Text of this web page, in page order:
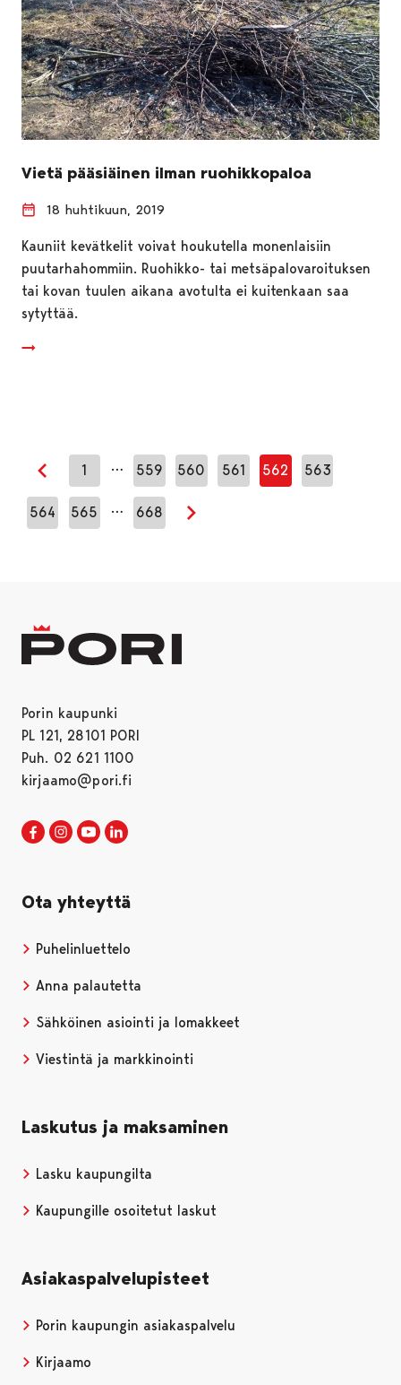
Vietä pääsiäinen ilman ruohikkopaloa
18 huhtikuun, 2019
Kauniit kevätkelit voivat houkutella monenlaisiin
puutarhahommiin. Ruohikko- tai metsäpalovaroituksen
tai kovan tuulen aikana avotulta ei kuitenkaan saa
sytyttää.
Edellinen sivu
1 … 559 560 561 562 563
564 565 … 668
Seuraava sivu
Porin kaupunki
PL 121, 28101 PORI
Puh. 02 621 1100
kirjaamo@pori.fi
Porin kaupunki Facebookissa
Avautuu uudessa välilehdessä
Porin kaupunki Instagramissa
Avautuu uudessa välilehdessä
Porin kaupunki Youtubessa
Avautuu uudessa välilehdessä
Ota yhteyttä
Puhelinluettelo
Anna palautetta
Sähköinen asiointi ja lomakkeet
Viestintä ja markkinointi
Laskutus ja maksaminen
Lasku kaupungilta
Kaupungille osoitetut laskut
Asiakaspalvelupisteet
Porin kaupungin asiakaspalvelu
Kirjaamo